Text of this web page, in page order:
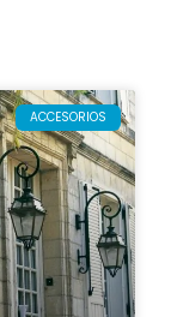
ACCESORIOS